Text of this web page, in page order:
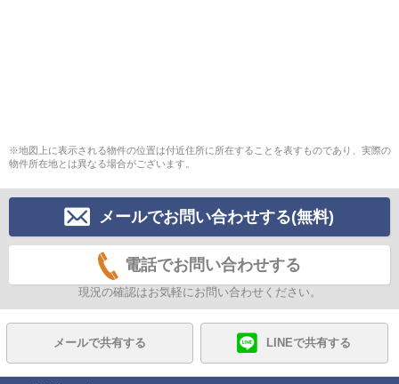
※地図上に表示される物件の位置は付近住所に所在することを表すものであり、実際の
物件所在地とは異なる場合がございます。
メールでお問い合わせする(無料)
電話でお問い合わせする
現況の確認はお気軽にお問い合わせください。
メールで共有する LINEで共有する